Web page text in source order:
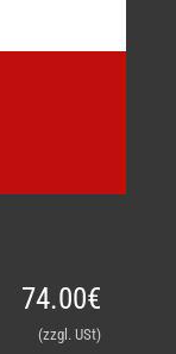
74.00€
(zzgl. USt)